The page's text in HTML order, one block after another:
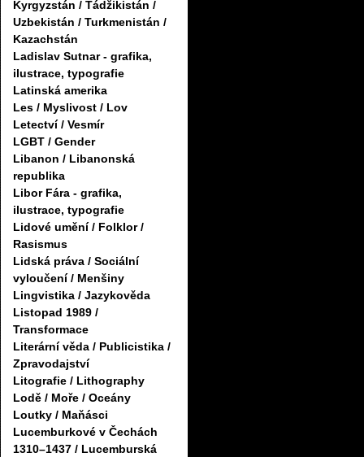
Kyrgyzstán / Tádžikistán /
Uzbekistán / Turkmenistán /
Kazachstán
Ladislav Sutnar - grafika,
ilustrace, typografie
Latinská amerika
Les / Myslivost / Lov
Letectví / Vesmír
LGBT / Gender
Libanon / Libanonská
republika
Libor Fára - grafika,
ilustrace, typografie
Lidové umění / Folklor /
Rasismus
Lidská práva / Sociální
vyloučení / Menšiny
Lingvistika / Jazykověda
Listopad 1989 /
Transformace
Literární věda / Publicistika /
Zpravodajství
Litografie / Lithography
Lodě / Moře / Oceány
Loutky / Maňásci
Lucemburkové v Čechách
1310–1437 / Lucemburská